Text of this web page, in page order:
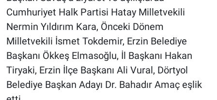
Cumhuriyet Halk Partisi Hatay Milletvekili
Nermin Yıldırım Kara, Önceki Dönem
Milletvekili İsmet Tokdemir, Erzin Belediye
Başkanı Ökkeş Elmasoğlu, İl Başkanı Hakan
Tiryaki, Erzin İlçe Başkanı Ali Vural, Dörtyol
Belediye Başkan Adayı Dr. Bahadır Amaç eşlik